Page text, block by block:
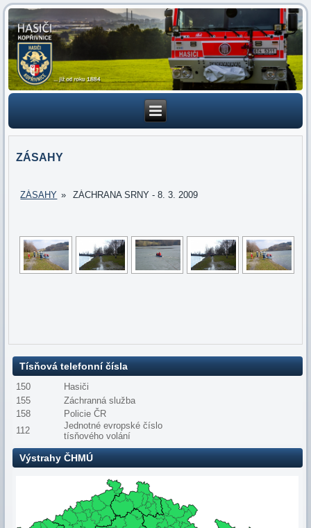
ZÁSAHY
ZÁSAHY » ZÁCHRANA SRNY - 8. 3. 2009
Tísňová telefonní čísla
150
Hasiči
155
Záchranná služba
158
Policie ČR
112
Jednotné evropské číslo
tísňového volání
Výstrahy ČHMÚ